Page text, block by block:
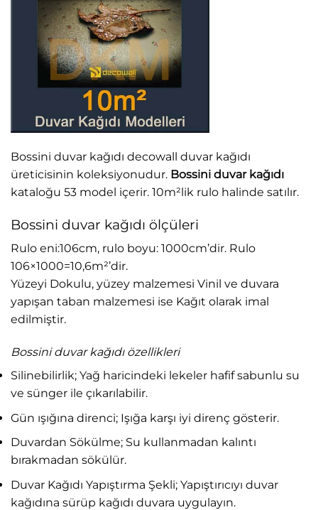
Bossini duvar kağıdı decowall duvar kağıdı
üreticisinin koleksiyonudur. Bossini duvar kağıdı
kataloğu 53 model içerir. 10m²lik rulo halinde satılır.
Bossini duvar kağıdı ölçüleri
Rulo eni:106cm, rulo boyu: 1000cm’dir. Rulo
106×1000=10,6m²’dir.
Yüzeyi Dokulu, yüzey malzemesi Vinil ve duvara
yapışan taban malzemesi ise Kağıt olarak imal
edilmiştir.
Bossini duvar kağıdı özellikleri
Silinebilirlik; Yağ haricindeki lekeler hafif sabunlu su
ve sünger ile çıkarılabilir.
Gün ışığına direnci; Işığa karşı iyi direnç gösterir.
Duvardan Sökülme; Su kullanmadan kalıntı
bırakmadan sökülür.
Duvar Kağıdı Yapıştırma Şekli; Yapıştırıcıyı duvar
kağıdına sürüp kağıdı duvara uygulayın.